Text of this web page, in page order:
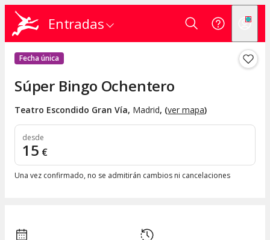
Entradas
Fecha única
Súper Bingo Ochentero
Teatro Escondido Gran Vía, Madrid, (ver mapa)
desde
15 €
Una vez confirmado, no se admitirán cambios ni cancelaciones